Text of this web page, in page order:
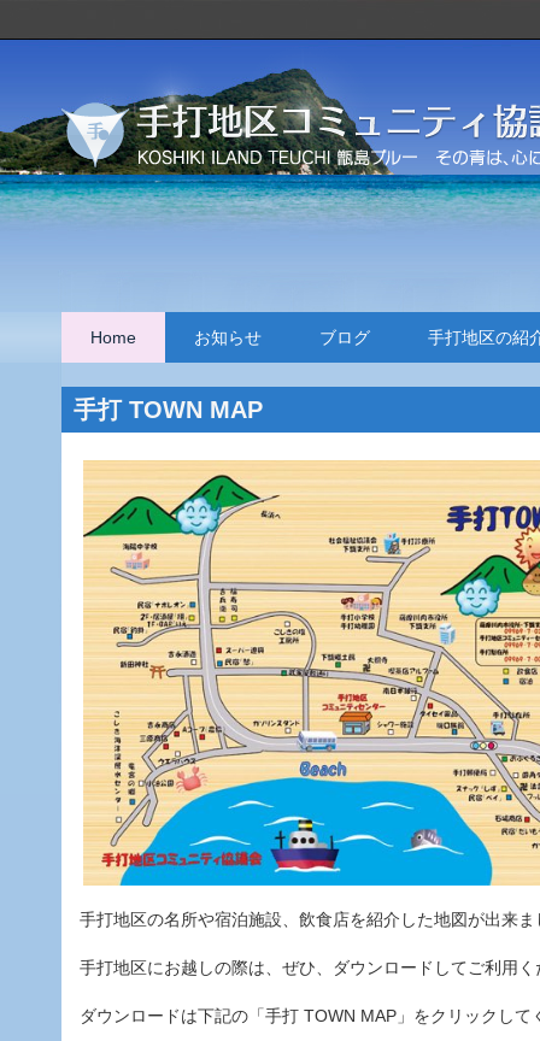
Home お知らせ ブログ 手打地区の紹
手打 TOWN MAP
手打地区の名所や宿泊施設、飲食店を紹介した地図が出来ま
手打地区にお越しの際は、ぜひ、ダウンロードしてご利用く
ダウンロードは下記の「手打 TOWN MAP」をクリックして